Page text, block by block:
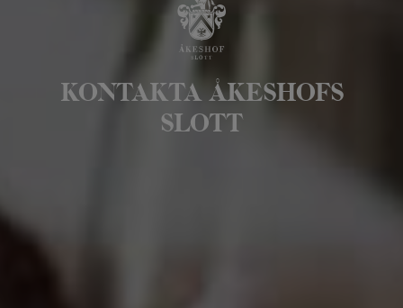
KONTAKTA ÅKESHOFS
SLOTT